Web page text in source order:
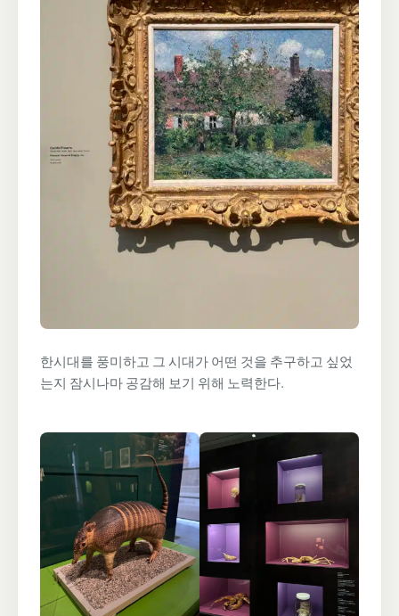
한시대를 풍미하고 그 시대가 어떤 것을 추구하고 싶었
는지 잠시나마 공감해 보기 위해 노력한다.